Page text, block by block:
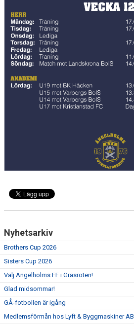
MEDLEMS OCH TRÄNINGSAVGIFTER
Nyhetsarkiv
Brothers Cup 2026
Sisters Cup 2026
Välj Ängelholms FF i Gräsroten!
Glad midsommar!
GÅ-fotbollen är igång
Medlemsförmån hos Lyft & Byggmaskiner AB